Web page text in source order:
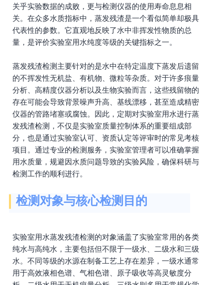
关乎实验数据的成败，更与检测仪器的使用寿命息息相
关。在众多水质指标中，蒸发残渣是一个看似简单却极具
代表性的参数。它直观地反映了水中非挥发性物质的总
量，是评价实验室用水纯度等级的关键指标之一。
蒸发残渣检测主要针对的是水中在特定温度下蒸发后遗留
的不挥发性无机盐、有机物、微粒等杂质。对于许多痕量
分析、高精度仪器分析以及生物实验而言，这些残留物的
存在可能会导致背景噪声升高、基线漂移，甚至造成精密
仪器的管路堵塞或腐蚀。因此，定期对实验室用水进行蒸
发残渣检测，不仅是实验室质量控制体系的重要组成部
分，也是通过实验室认可、资质认定等评审时的常见考核
项目。通过专业的检测服务，实验室管理者可以准确掌握
用水质量，规避因水质问题导致的实验风险，确保科研与
检测工作的顺利进行。
检测对象与核心检测目的
实验室用水蒸发残渣检测的对象涵盖了实验室常用的各类
纯水与高纯水，主要包括但不限于一级水、二级水和三级
水。不同等级的水源在制备工艺上存在差异，一级水通常
用于高效液相色谱、气相色谱、原子吸收等高灵敏度分